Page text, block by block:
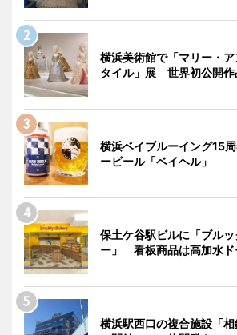
横浜美術館で「マリー・
タイル」展 世界初公開作
横浜ベイブルーイング15
ービール「ベイヘル」
保土ケ谷駅ビルに「ブルッ
ー」 看板商品は高加水ド
横浜駅西口の複合施設「